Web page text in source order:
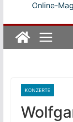
Online-
KONZERTE